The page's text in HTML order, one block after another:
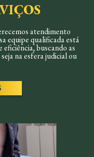
atendimento
equipe qualificada está
buscando as
na esfera judicial ou